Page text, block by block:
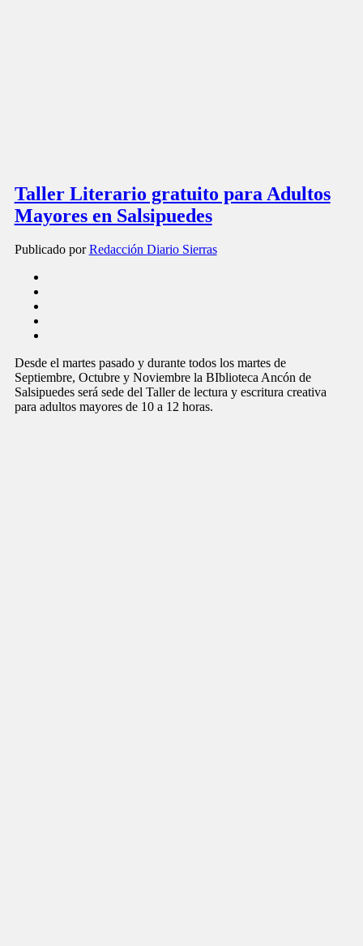
Taller Literario gratuito para Adultos
Mayores en Salsipuedes
Publicado porRedacción Diario Sierras
Desde el martes pasado y durante todos los martes de
Septiembre, Octubre y Noviembre la BIblioteca Ancón de
Salsipuedes será sede del Taller de lectura y escritura creativa
para adultos mayores de 10 a 12 horas.